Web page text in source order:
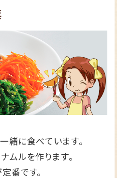
緒に食べています。
ムルを作ります。
番です。